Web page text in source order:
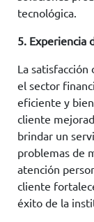
tecnológica.
5. Experiencia
La
el sector
eficiente y
cliente
brindar un
problemas de
atención
cliente
éxito de la